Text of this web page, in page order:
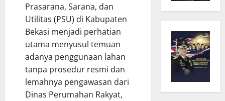
Prasarana, Sarana, dan
Utilitas (PSU) di Kabupaten
Bekasi menjadi perhatian
utama menyusul temuan
adanya penggunaan lahan
tanpa prosedur resmi dan
lemahnya pengawasan dari
Dinas Perumahan Rakyat,